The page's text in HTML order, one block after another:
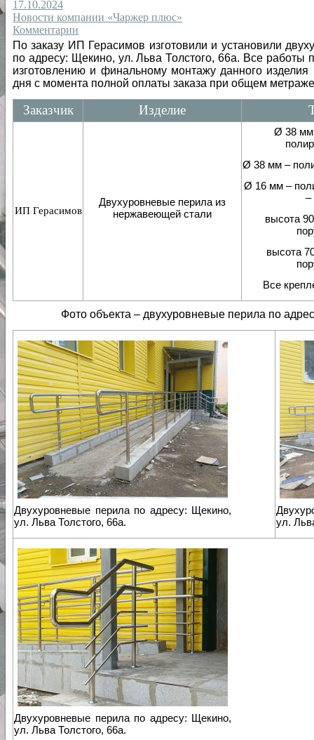
17.10.2024
Новости компании «Чаржер плюс»
Комментарии
По заказу ИП Герасимов изготовили и установили
по адресу: Щекино, ул. Льва Толстого, 66а. Все работы
изготовлению и финальному монтажу данного
дня с момента полной оплаты заказа при общем
Заказчик Изделие
ИП Герасимов
Двухуровневые перила из
нержавеющей стали
Ø 38 мм
Ø 38 мм –
Ø 16 мм –
–
высота
высота
Все
Фото объекта – двухуровневые перила по
Двухуровневые перила по адресу: Щекино,
ул. Льва Толстого, 66а.
ул.
Двухуровневые перила по адресу: Щекино,
ул. Льва Толстого, 66а.